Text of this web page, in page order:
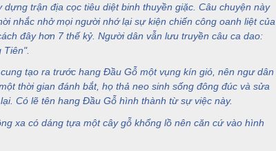
trận địa cọc tiêu diệt binh thuyền giặc. Câu chuyện này
nhắc nhở mọi người nhớ lại sự kiện chiến công oanh liệt của
đây hơn 7 thế kỷ. Người dân vẫn lưu truyền câu ca dao:
Tiên".
tạo ra trước hang Đầu Gỗ một vụng kín gió, nên ngư dân
thời gian đánh bắt, họ thả neo sinh sống đông đúc và sửa
Có lẽ tên hang Đầu Gỗ hình thành từ sự việc này.
xa có dáng tựa một cây gỗ khổng lồ nên căn cứ vào hình